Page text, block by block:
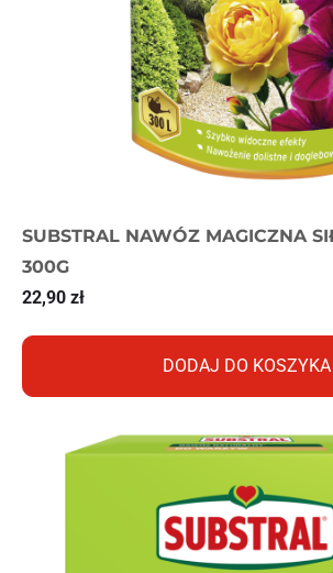
SUBSTRAL NAWÓZ MAGICZNA
300G
22,90 zł
DODAJ DO KOSZYKA